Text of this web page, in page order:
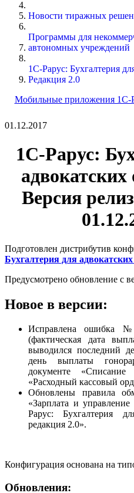
Новости тиражных
Программы для
автономных учреждений
1С-Рарус: Бухгалтерия
Редакция 2.0
Мобильные приложения 1С-
01.12.2017
1С-Рарус:
адвокатских
Версия
Подготовлен дистрибутив
Бухгалтерия для
Предусмотрено обновление с
Новое в версии:
Исправлена ошибка
(фактическая дата
выводился последний
день выплаты
документе
«Расходный кассовый
Обновлены правила
«Зарплата и
Рарус: Бухгалтерия
редакция 2.0».
Конфигурация основана на
Обновления: